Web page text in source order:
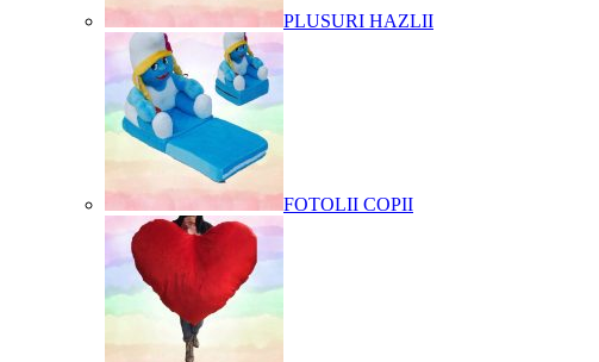
PLUSURI HAZLII
FOTOLII COPII